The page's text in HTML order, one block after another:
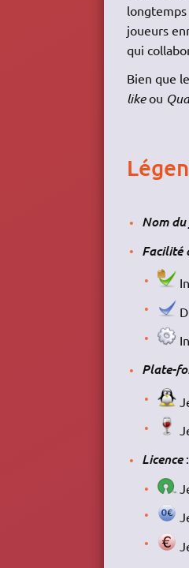
joueurs
qui
Bien que
likeou
Nom du
Facilité
Plate-
Licence: